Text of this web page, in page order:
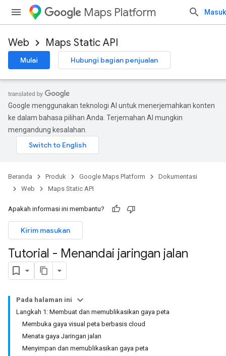
Maps Platform Masuk
Web Maps Static API
Mulai Hubungi bagian penjualan
Google menggunakan teknologi AI untuk menerjemahkan konten
ke dalam bahasa pilihan Anda. Terjemahan AI mungkin
mengandung kesalahan.
Beranda Produk Google Maps Platform
Dokumentasi
Web
Maps Static API
Apakah informasi ini membantu?
Kirim masukan
Tutorial - Menandai jaringan jalan
Pada halaman ini
Langkah 1: Membuat dan memublikasikan gaya peta
Membuka gaya visual peta berbasis cloud
Menata gaya Jaringan jalan
Menyimpan dan memublikasikan gaya peta